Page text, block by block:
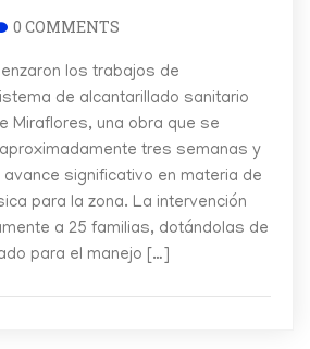
0 COMMENTS
los trabajos de
de alcantarillado sanitario
Miraflores, una obra que se
tres semanas y
significativo en materia de
para la zona. La intervención
a 25 familias, dotándolas de
para el manejo […]